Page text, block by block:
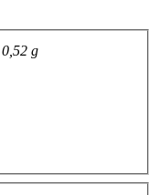
0,52 g